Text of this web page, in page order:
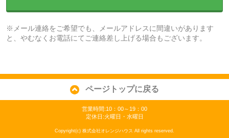
※メール連絡をご希望でも、メールアドレスに間違いがあります
と、やむなくお電話にてご連絡差し上げる場合もございます。
ページトップに戻る
営業時間:10：00～19：00
定休日:火曜日・水曜日
Copyright(c) 株式会社オレンジハウス All rights reserved.